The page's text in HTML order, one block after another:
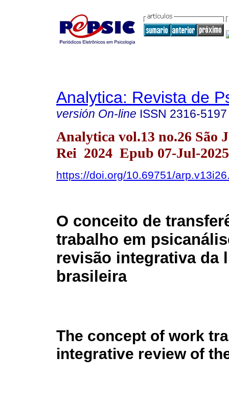
Analytica: Revista de
versión On-line ISSN 2316-5197
Analytica vol.13 no.26 São
Rei 2024 Epub 07-Jul-2025
https://doi.org/10.69751/
O conceito de
trabalho em
revisão integrativa da
brasileira
The concept of work
integrative review of